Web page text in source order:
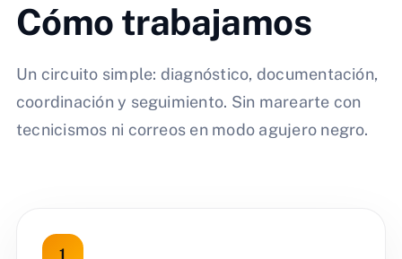
Cómo trabajamos
Un circuito simple: diagnóstico, documentación,
coordinación y seguimiento. Sin marearte con
tecnicismos ni correos en modo agujero negro.